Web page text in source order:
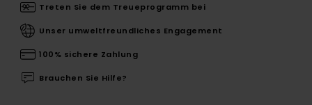
Treten Sie dem Treueprogramm bei
Unser umweltfreundliches Engagement
100% sichere Zahlung
Brauchen Sie Hilfe?